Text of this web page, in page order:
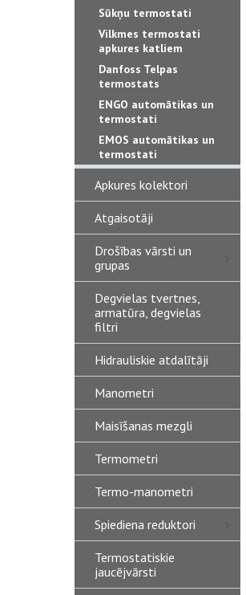
Sūkņu termostati
Vilkmes termostati
apkures katliem
Danfoss Telpas
termostats
ENGO automātikas un
termostati
EMOS automātikas un
termostati
Apkures kolektori
Atgaisotāji
Drošības vārsti un
grupas
Degvielas tvertnes,
armatūra, degvielas
filtri
Hidrauliskie atdalītāji
Manometri
Maisīšanas mezgli
Termometri
Termo-manometri
Spiediena reduktori
Termostatiskie
jaucējvārsti